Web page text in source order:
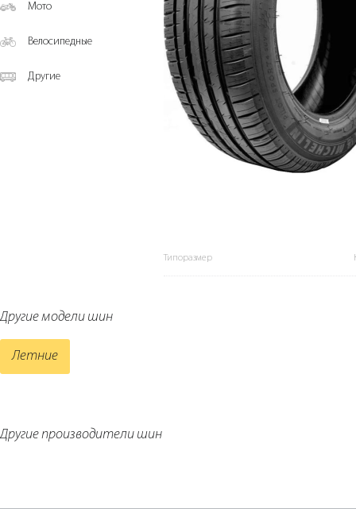
Мото
Велосипедные
Другие
Типоразмер
Другие модели шин
Летние
Другие производители шин